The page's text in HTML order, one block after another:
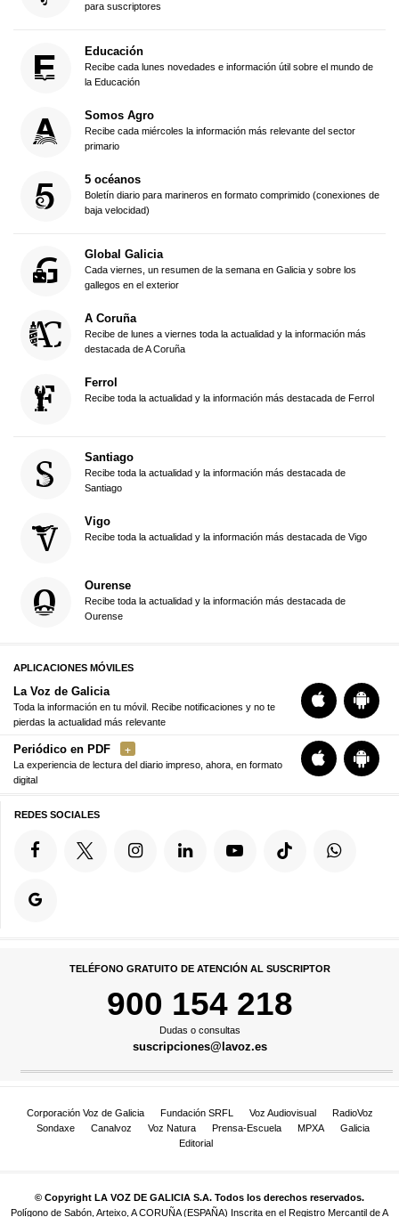
para suscriptores
Educación
Recibe cada lunes novedades e información útil sobre el mundo de
la Educación
Somos Agro
Recibe cada miércoles la información más relevante del sector
primario
5 océanos
Boletín diario para marineros en formato comprimido (conexiones de
baja velocidad)
Global Galicia
Cada viernes, un resumen de la semana en Galicia y sobre los
gallegos en el exterior
A Coruña
Recibe de lunes a viernes toda la actualidad y la información más
destacada de A Coruña
Ferrol
Recibe toda la actualidad y la información más destacada de Ferrol
Santiago
Recibe toda la actualidad y la información más destacada de
Santiago
Vigo
Recibe toda la actualidad y la información más destacada de Vigo
Ourense
Recibe toda la actualidad y la información más destacada de
Ourense
APLICACIONES MÓVILES
La Voz de Galicia
Toda la información en tu móvil. Recibe notificaciones y no te
pierdas la actualidad más relevante
Periódico en PDF
La experiencia de lectura del diario impreso, ahora, en formato
digital
REDES SOCIALES
TELÉFONO GRATUITO DE ATENCIÓN AL SUSCRIPTOR
900 154 218
Dudas o consultas
suscripciones@lavoz.es
Corporación Voz de Galicia Fundación SRFL Voz Audiovisual
RadioVoz
Sondaxe
Canalvoz Voz Natura Prensa-Escuela MPXA
Galicia
Editorial
© Copyright LA VOZ DE GALICIA S.A. Todos los derechos reservados.
Polígono de Sabón, Arteixo, A CORUÑA (ESPAÑA) Inscrita en el Registro Mercantil de A